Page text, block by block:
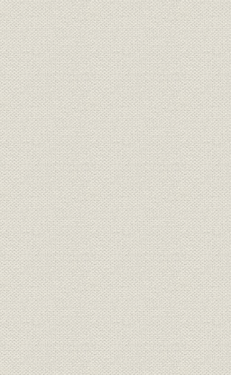
全国銀行協会連合会・東京銀行
協会現役員
平成8年度
全国銀行協会連合会・東京銀行
協会歴代常勤理事
昭和20年
全国銀行協会連合会 歴代理事・
監事年表
昭和20年
東京銀行協会 歴代理事・監事年
表
昭和20年
全国銀行協会連合会会員銀行協
会一覧(72協会)
平成8年3
東京銀行協会社員銀行一覧(132
行)
平成8年3